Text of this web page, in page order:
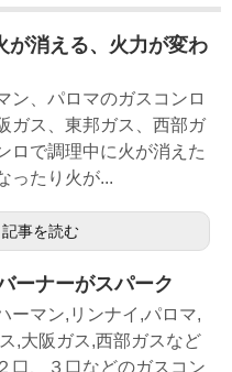
が消える、火力が変わ
ン、パロマのガスコンロ
ガス、東邦ガス、西部ガ
ロで調理中に火が消えた
ったり火が...
記事を読む
ーナーがスパーク
ーマン,リンナイ,パロマ,
,大阪ガス,西部ガスなど
口、３口などのガスコン